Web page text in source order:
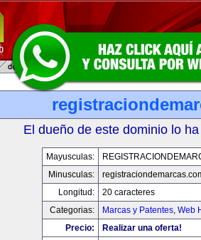
El dueño de este dominio lo
Mayusculas:
Minusculas:
Longitud:
20 caracteres
Categorias:
Marcas y Patentes, Web
Precio:
Realizar una oferta!